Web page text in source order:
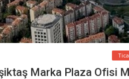
Marka Plaza Ofisi